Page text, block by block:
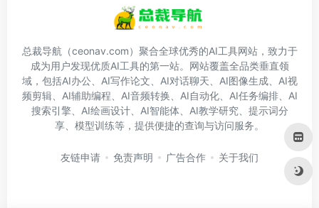
总裁导航（ceonav.com）聚合全球优秀的AI工具网站，致力于
成为用户发现优质AI工具的第一站。网站覆盖全品类垂直领
域，包括AI办公、AI写作论文、AI对话聊天、AI图像生成、AI视
频剪辑、AI辅助编程、AI音频转换、AI自动化、AI任务编排、AI
搜索引擎、AI绘画设计、AI智能体、AI教学研究、提示词分
享、模型训练等，提供便捷的查询与访问服务。
友链申请 免责声明 广告合作 关于我们